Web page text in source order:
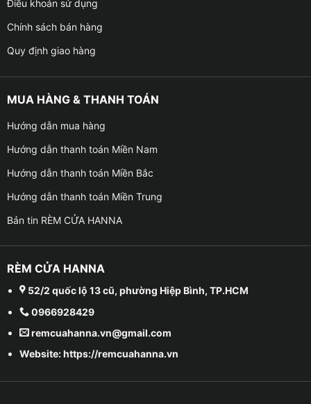
Điều khoản sử dụng
Chính sách bán hàng
Quy định giao hàng
MUA HÀNG & THANH TOÁN
Hướng dẫn mua hàng
Hướng dẫn thanh toán Miền Nam
Hướng dẫn thanh toán Miền Bắc
Hướng dẫn thanh toán Miền Trung
Bản tin RÈM CỬA HANNA
RÈM CỬA HANNA
52/2 quốc lộ 13 cũ, phường Hiệp Bình, TP.HCM
0966928429
remcuahanna.vn@gmail.com
Website: https://remcuahanna.vn